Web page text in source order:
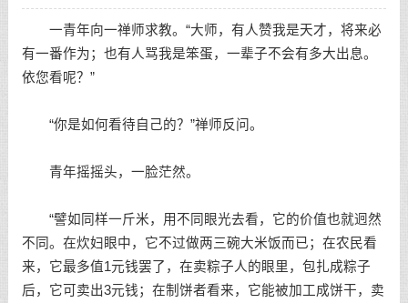
一青年向一禅师求教。“大师，有人赞我是天才，将来必
有一番作为；也有人骂我是笨蛋，一辈子不会有多大出息。
依您看呢？”
“你是如何看待自己的？”禅师反问。
青年摇摇头，一脸茫然。
“譬如同样一斤米，用不同眼光去看，它的价值也就迥然
不同。在炊妇眼中，它不过做两三碗大米饭而已；在农民看
来，它最多值1元钱罢了，在卖粽子人的眼里，包扎成粽子
后，它可卖出3元钱；在制饼者看来，它能被加工成饼干，卖